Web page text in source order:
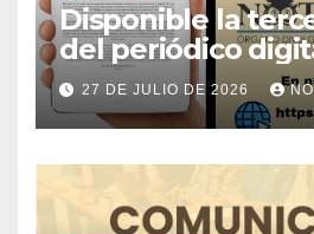
Disponible la
del periódico
Noticiencias 2026
27 DE JULIO DE 2026